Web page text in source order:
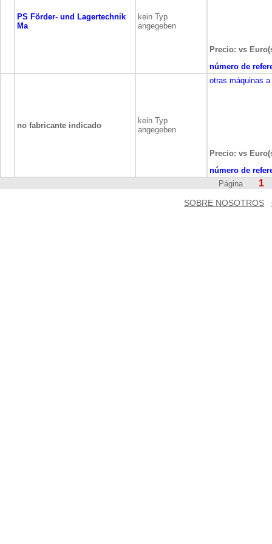
PS Förder- und Lagertechnik
Ma
kein Typ
angegeben
Precio: vs
número de
no fabricante indicado
kein Typ
angegeben
otras máquinas a
Precio: vs
número de
Página
1
SOBRE NOSOTROS